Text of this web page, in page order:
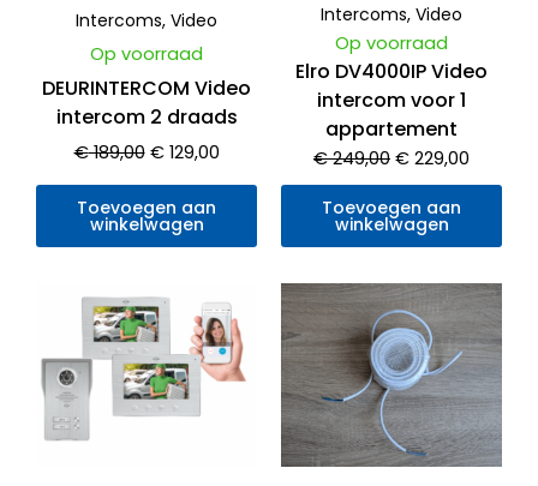
Intercoms, Video
Op voorraad
DEURINTERCOM Video
intercom 2 draads
€189,00 €129,00
Toevoegen aan
winkelwagen
Intercoms, Video
Op voorraad
Elro DV4000IP Video
intercom voor 1
appartement
€249,00 € 229,00
Toevoegen aan
winkelwagen
Oorspronkelijke
prijs
was:
€ 379,00.
Huidige
prijs
is:
€ 329,00.
Oorspronkelijke
prijs
was:
€ 19,00.
Huidige
prijs
is:
€ 15,00.